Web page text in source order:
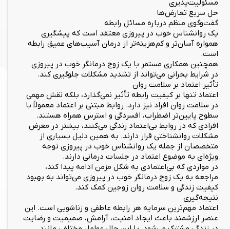
مسئولیت‌پذیری
حل سریع تعارض‌ها
گفت‌وگوی منظم درباره مسائل رابطه
یک روانشناس خوب در پیروزی معتقد است که پیشگیری
همواره آسان‌تر و کم‌هزینه‌تر از درمان آسیب‌های عمیق رابطه
است.
همچنین همکاری مستمر با یک زوج درمانگر خوب در پیروزی
در شرایط بحرانی می‌تواند از تشدید مشکلات جلوگیری کند.
تأثیر اعتماد بر سلامت روان
اعتماد تنها بر کیفیت رابطه تأثیر نمی‌گذارد، بلکه نقش مهمی
در سلامت روان افراد نیز دارد. روابط مبتنی بر اعتماد معمولاً با
سطوح پایین‌تر اضطراب، افسردگی و استرس همراه هستند.
افرادی که در روابط بی‌اعتماد زندگی می‌کنند، بیشتر در معرض
مشکلات روانشناختی قرار دارند. به همین دلیل بسیاری از
متخصصان از جمله یک روانشناس خوب در پیروزی توجه
ویژه‌ای به موضوع اعتماد در جلسات درمانی دارند.
در مواردی که بی‌اعتمادی به شکل مزمن ادامه پیدا کند،
مراجعه به یک زوج درمانگر خوب در پیروزی می‌تواند به بهبود
کیفیت زندگی و سلامت روان زوجین کمک کند.
نتیجه‌گیری
اعتماد مهم‌ترین سرمایه هر رابطه عاطفی و زناشویی است. این
عنصر ارزشمند باعث ایجاد امنیت، آرامش، صمیمیت و رضایت